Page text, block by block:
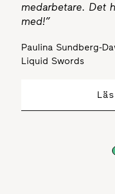
medarbetare. Det
med!”
Paulina Sundberg-
Liquid Swords